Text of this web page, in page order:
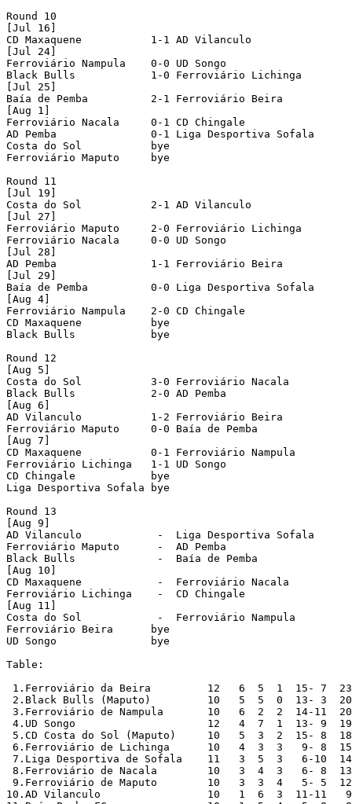
Round 10
[Jul 16]
CD Maxaquene           1-1 AD Vilanculo
[Jul 24]
Ferroviário Nampula    0-0 UD Songo
Black Bulls            1-0 Ferroviário Lichinga
[Jul 25]
Baía de Pemba          2-1 Ferroviário Beira
[Aug 1]
Ferroviário Nacala     0-1 CD Chingale
AD Pemba               0-1 Liga Desportiva Sofala
Costa do Sol           bye
Ferroviário Maputo     bye
Round 11
[Jul 19]
Costa do Sol           2-1 AD Vilanculo
[Jul 27]
Ferroviário Maputo     2-0 Ferroviário Lichinga
Ferroviário Nacala     0-0 UD Songo
[Jul 28]
AD Pemba               1-1 Ferroviário Beira
[Jul 29]
Baía de Pemba          0-0 Liga Desportiva Sofala
[Aug 4]
Ferroviário Nampula    2-0 CD Chingale
CD Maxaquene           bye
Black Bulls            bye
Round 12
[Aug 5]
Costa do Sol           3-0 Ferroviário Nacala
Black Bulls            2-0 AD Pemba
[Aug 6]
AD Vilanculo           1-2 Ferroviário Beira
Ferroviário Maputo     0-0 Baía de Pemba
[Aug 7]
CD Maxaquene           0-1 Ferroviário Nampula
Ferroviário Lichinga   1-1 UD Songo
CD Chingale            bye
Liga Desportiva Sofala bye
Round 13
[Aug 9]
AD Vilanculo            -  Liga Desportiva Sofala
Ferroviário Maputo      -  AD Pemba
Black Bulls             -  Baía de Pemba
[Aug 10]
CD Maxaquene            -  Ferroviário Nacala
Ferroviário Lichinga    -  CD Chingale
[Aug 11]
Costa do Sol            -  Ferroviário Nampula
Ferroviário Beira      bye
UD Songo               bye
Table:
1.Ferroviário da Beira         12   6  5  1  15- 7  23
2.Black Bulls (Maputo)         10   5  5  0  13- 3  20
3.Ferroviário de Nampula       10   6  2  2  14-11  20
4.UD Songo                     12   4  7  1  13- 9
5.CD Costa do Sol (Maputo)     10   5  3  2  15- 8  18
6.Ferroviário de Lichinga      10   4  3  3   9- 8  15
7.Liga Desportiva de Sofala    11   3  5  3   6-10
8.Ferroviário de Nacala        10   3  4  3   6- 8  13
9.Ferroviário de Maputo        10   3  3  4   5- 5  12
10.AD Vilanculo                 10   1  6  3  11-11   9